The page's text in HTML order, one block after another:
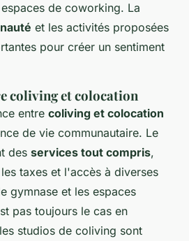
de coworking. La
et les activités proposées
pour créer un sentiment
coliving et colocation
entre coliving et colocation
de vie communautaire. Le
des services tout compris,
taxes et l'accès à diverses
gymnase et les espaces
pas toujours le cas en
studios de coliving sont